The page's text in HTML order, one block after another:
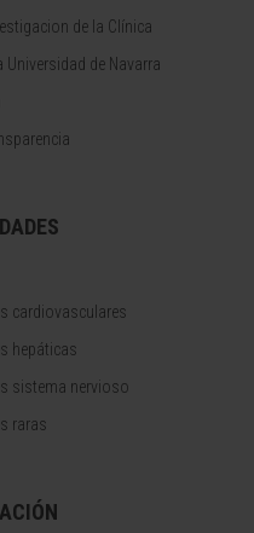
de la Clínica
Universidad de Navarra
cardiovasculares
hepáticas
sistema nervioso
raras